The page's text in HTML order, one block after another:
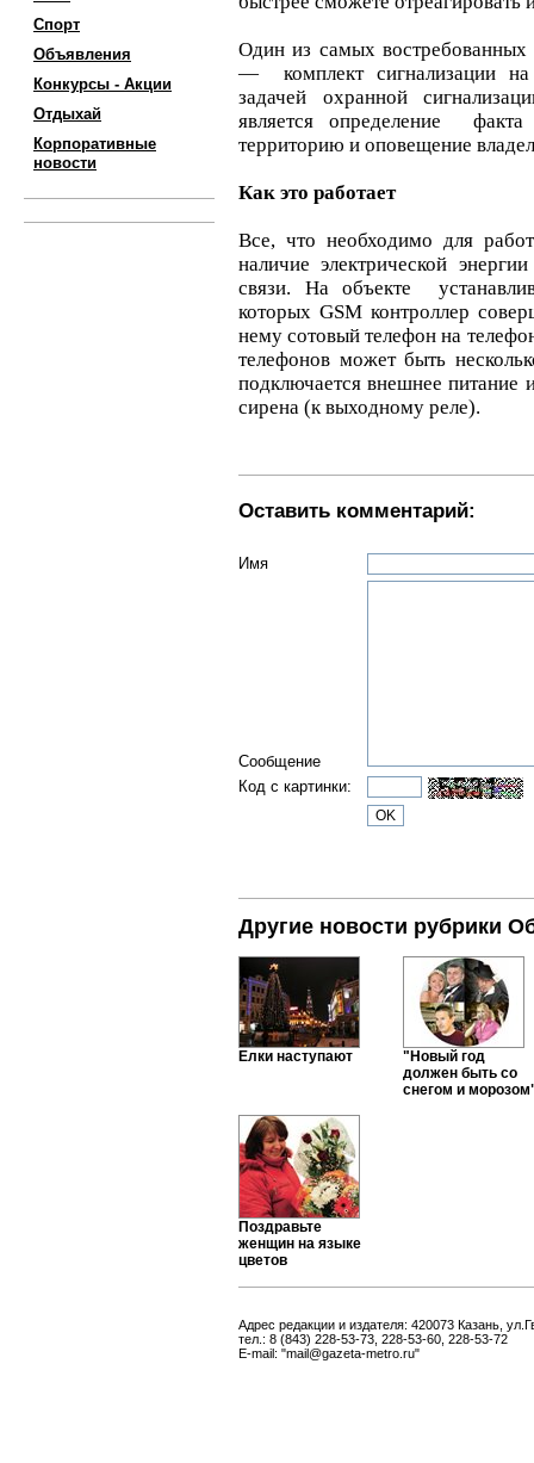
Спорт
Объявления
Конкурсы - Акции
Отдыхай
Корпоративные
новости
Один из самых востребованных
— комплект сигнализации на
задачей охранной
является определение
территорию и оповещение
Как это работает
Все, что необходимо для
наличие электрической
связи. На объекте
которых GSM контроллер
нему сотовый телефон на
телефонов может быть
подключается внешнее питание
сирена (к выходному реле).
Оставить комментарий:
Имя
Сообщение
Код с картинки:
Другие новости рубрики
Елки наступают
"Новый год
должен быть со
снегом и
Поздравьте
женщин на языке
цветов
Адрес редакции и издателя: 420073 Казань,
тел.: 8 (843) 228-53-73, 228-53-60, 228-53-72
E-mail: "mail@gazeta-metro.ru"